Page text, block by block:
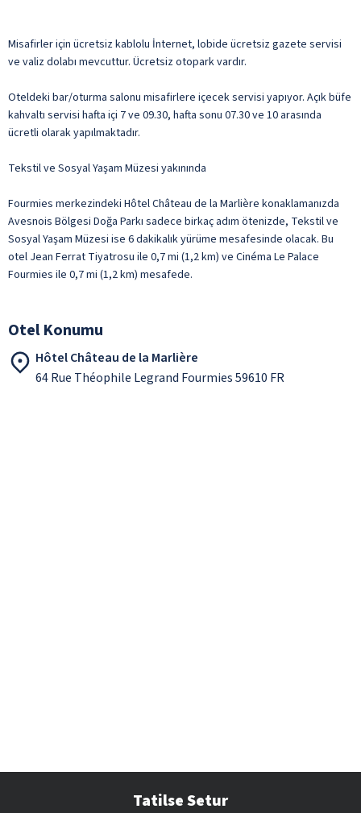
Misafirler için ücretsiz kablolu İnternet, lobide ücretsiz gazete servisi
ve valiz dolabı mevcuttur. Ücretsiz otopark vardır.
Oteldeki bar/oturma salonu misafirlere içecek servisi yapıyor. Açık büfe
kahvaltı servisi hafta içi 7 ve 09.30, hafta sonu 07.30 ve 10 arasında
ücretli olarak yapılmaktadır.
Tekstil ve Sosyal Yaşam Müzesi yakınında
Fourmies merkezindeki Hôtel Château de la Marlière konaklamanızda
Avesnois Bölgesi Doğa Parkı sadece birkaç adım ötenizde, Tekstil ve
Sosyal Yaşam Müzesi ise 6 dakikalık yürüme mesafesinde olacak. Bu
otel Jean Ferrat Tiyatrosu ile 0,7 mi (1,2 km) ve Cinéma Le Palace
Fourmies ile 0,7 mi (1,2 km) mesafede.
Otel Konumu
Hôtel Château de la Marlière
64 Rue Théophile Legrand Fourmies 59610 FR
Tatilse Setur